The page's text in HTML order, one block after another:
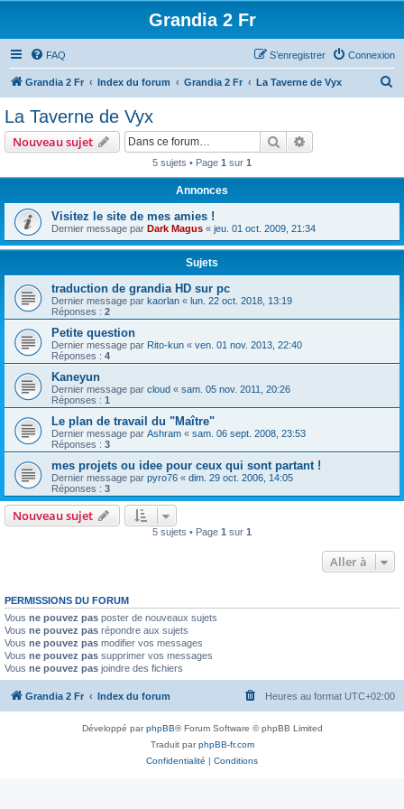
Grandia 2 Fr
FAQ Connexion
S’enregistrer
Grandia 2 Fr Index du forum Grandia 2 Fr La Taverne de Vyx
e
r
La Taverne de Vyx
Nouveau sujet Rechercher
5 sujets • Page 1 sur 1
Annonces
Visitez le site de mes amies !
Dernier message par Dark Magus « jeu. 01 oct. 2009, 21:34
Sujets
traduction de grandia HD sur pc
Dernier message par kaorlan « lun. 22 oct. 2018, 13:19
Réponses : 2
Petite question
Dernier message par Rito-kun « ven. 01 nov. 2013, 22:40
Réponses : 4
Kaneyun
Dernier message par cloud « sam. 05 nov. 2011, 20:26
Réponses : 1
Le plan de travail du "Maître"
Dernier message par Ashram « sam. 06 sept. 2008, 23:53
Réponses : 3
mes projets ou idee pour ceux qui sont partant !
Dernier message par pyro76 « dim. 29 oct. 2006, 14:05
Réponses : 3
Nouveau sujet
5 sujets • Page 1 sur 1
Aller à
PERMISSIONS DU FORUM
Vous ne pouvez pas poster de nouveaux sujets
Vous ne pouvez pas répondre aux sujets
Vous ne pouvez pas modifier vos messages
Vous ne pouvez pas supprimer vos messages
Vous ne pouvez pas joindre des fichiers
Grandia 2 Fr Index du forum Heures au format UTC+02:00
Développé parphpBB® Forum Software © phpBB Limited
Traduit parphpBB-fr.com
Confidentialité | Conditions